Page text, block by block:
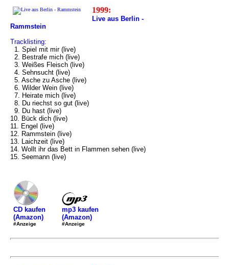
1999:
Live aus Berlin -
Rammstein
Tracklisting:
1. Spiel mit mir (live)
2. Bestrafe mich (live)
3. Weißes Fleisch (live)
4. Sehnsucht (live)
5. Asche zu Asche (live)
6. Wilder Wein (live)
7. Heirate mich (live)
8. Du riechst so gut (live)
9. Du hast (live)
10. Bück dich (live)
11. Engel (live)
12. Rammstein (live)
13. Laichzeit (live)
14. Wollt ihr das Bett in Flammen sehen (live)
15. Seemann (live)
CD kaufen
(Amazon)
#Anzeige
mp3 kaufen
(Amazon)
#Anzeige